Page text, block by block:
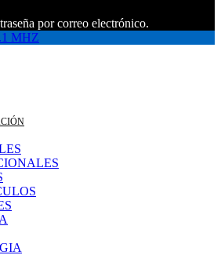
por correo electrónico.
MHZ